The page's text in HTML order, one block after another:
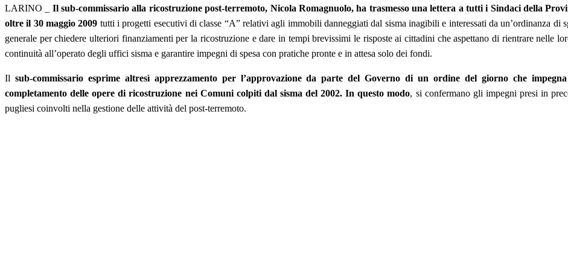
LARINO _ Il sub-commissario alla ricostruzione post-terremoto, Nicola Romagnuolo, ha trasmesso una lettera a tutti i Sindaci della
oltre il 30 maggio 2009 tutti i progetti esecutivi di classe “A” relativi agli immobili danneggiati dal sisma inagibili e interessati da un’ordinanza di
generale per chiedere ulteriori finanziamenti per la ricostruzione e dare in tempi brevissimi le risposte ai cittadini che aspettano di rientrare nelle
continuità all’operato degli uffici sisma e garantire impegni di spesa con pratiche pronte e in attesa solo dei fondi.
Il sub-commissario esprime altresì apprezzamento per l’approvazione da parte del Governo di un ordine del giorno che
completamento delle opere di ricostruzione nei Comuni colpiti dal sisma del 2002. In questo modo, si confermano gli impegni presi in
pugliesi coinvolti nella gestione delle attività del post-terremoto.